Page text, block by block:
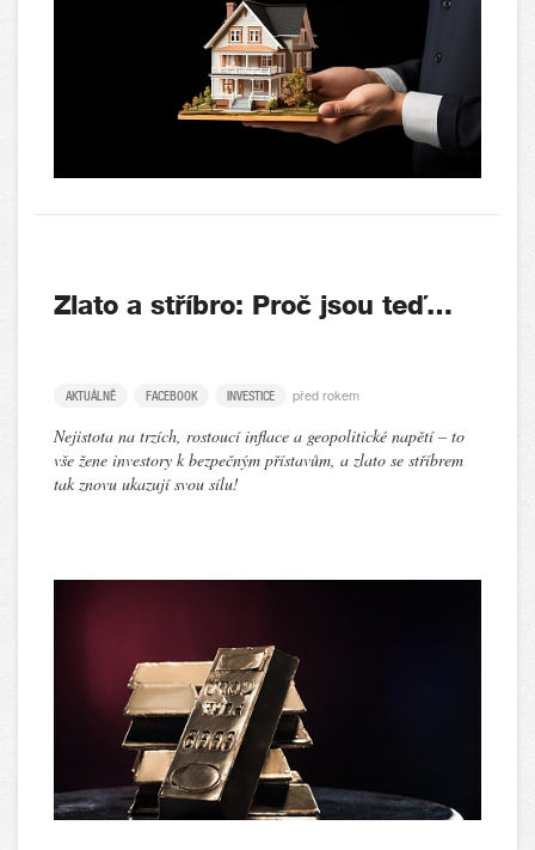
Zlato a stříbro: Proč jsou teď…
AKTUÁLNĚ FACEBOOK INVESTICE před rokem
Nejistota na trzích, rostoucí inflace a geopolitické napětí – to
vše žene investory k bezpečným přístavům, a zlato se stříbrem
tak znovu ukazují svou sílu!